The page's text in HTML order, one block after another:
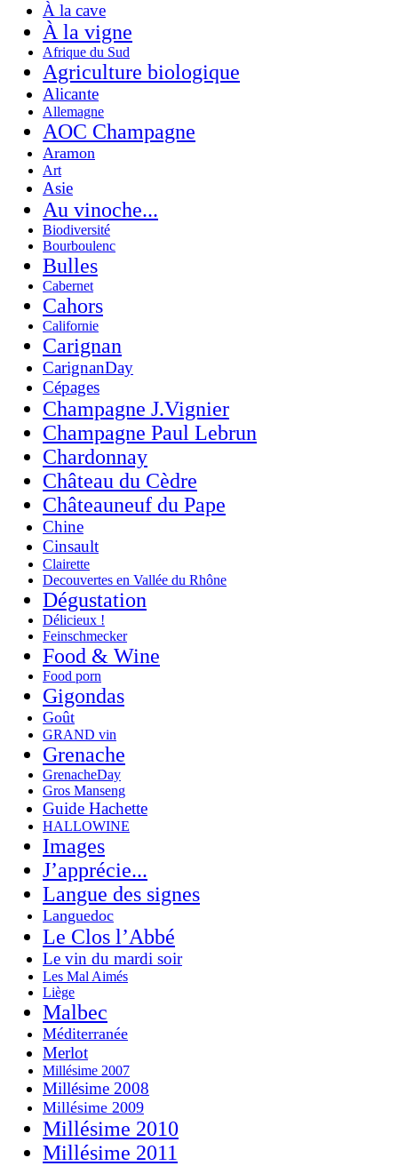
À la cave
À la vigne
Afrique du Sud
Agriculture biologique
Alicante
Allemagne
AOC Champagne
Aramon
Art
Asie
Au vinoche...
Biodiversité
Bourboulenc
Bulles
Cabernet
Cahors
Californie
Carignan
CarignanDay
Cépages
Champagne J.Vignier
Champagne Paul Lebrun
Chardonnay
Château du Cèdre
Châteauneuf du Pape
Chine
Cinsault
Clairette
Decouvertes en Vallée du Rhône
Dégustation
Délicieux !
Feinschmecker
Food & Wine
Food porn
Gigondas
Goût
GRAND vin
Grenache
GrenacheDay
Gros Manseng
Guide Hachette
HALLOWINE
Images
J’apprécie...
Langue des signes
Languedoc
Le Clos l’Abbé
Le vin du mardi soir
Les Mal Aimés
Liège
Malbec
Méditerranée
Merlot
Millésime 2007
Millésime 2008
Millésime 2009
Millésime 2010
Millésime 2011